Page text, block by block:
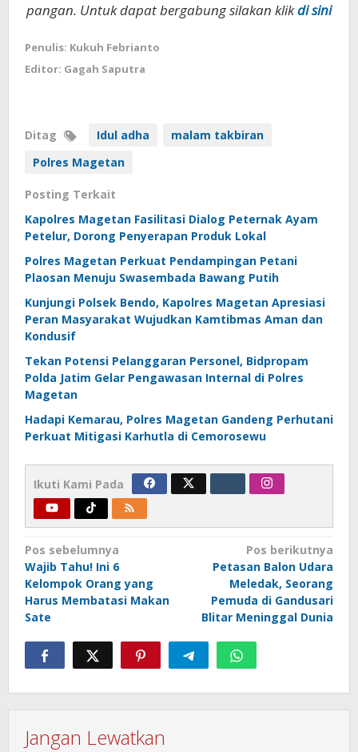
pangan. Untuk dapat bergabung silakan klikdi sini
Penulis: Kukuh Febrianto
Editor: Gagah Saputra
Ditag Idul adha
malam takbiran
Polres Magetan
Posting Terkait
Kapolres Magetan Fasilitasi Dialog Peternak Ayam
Petelur, Dorong Penyerapan Produk Lokal
Polres Magetan Perkuat Pendampingan Petani
Plaosan Menuju Swasembada Bawang Putih
Kunjungi Polsek Bendo, Kapolres Magetan Apresiasi
Peran Masyarakat Wujudkan Kamtibmas Aman dan
Kondusif
Tekan Potensi Pelanggaran Personel, Bidpropam
Polda Jatim Gelar Pengawasan Internal di Polres
Magetan
Hadapi Kemarau, Polres Magetan Gandeng Perhutani
Perkuat Mitigasi Karhutla di Cemorosewu
Ikuti Kami Pada
Navigasi
pos
Pos sebelumnya
Wajib Tahu! Ini 6
Kelompok Orang yang
Harus Membatasi Makan
Sate
Pos berikutnya
Petasan Balon Udara
Meledak, Seorang
Pemuda di Gandusari
Blitar Meninggal Dunia
Jangan Lewatkan